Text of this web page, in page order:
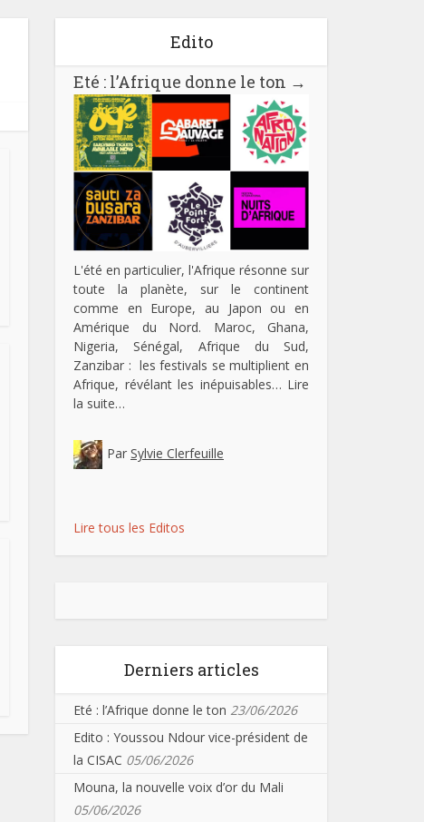
Edito
Eté : l’Afrique donne le ton →
L'été en particulier, l'Afrique résonne sur
toute la planète, sur le continent
comme en Europe, au Japon ou en
Amérique du Nord. Maroc, Ghana,
Nigeria, Sénégal, Afrique du Sud,
Zanzibar : les festivals se multiplient en
Afrique, révélant les inépuisables… Lire
la suite…
Par Sylvie Clerfeuille
Lire tous les Editos
Derniers articles
Eté : l’Afrique donne le ton 23/06/2026
Edito : Youssou Ndour vice-président de
la CISAC 05/06/2026
Mouna, la nouvelle voix d’or du Mali
05/06/2026